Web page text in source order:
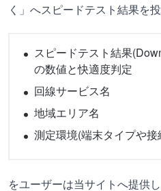
く」へスピードテスト結果を投
スピードテスト結果
の数値と快適度判定
回線サービス名
地域エリア名
測定環境(端末タイプや
をユーザーは当サイトへ提供